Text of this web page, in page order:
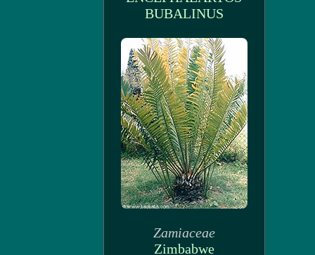
BUBALINUS
Zamiaceae
Zimbabwe